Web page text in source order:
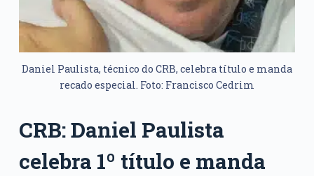
Daniel Paulista, técnico do CRB, celebra título e manda
recado especial. Foto: Francisco Cedrim
CRB: Daniel Paulista
celebra 1º título e manda